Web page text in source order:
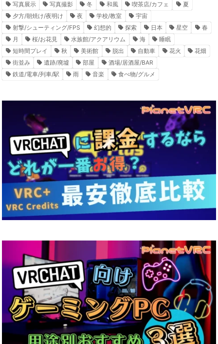
写真展示
写真撮影 冬 和風 喫茶店/カフェ
夏
夕方/朝焼け/夜明け
夜 学校/教室
宇宙
射撃/シューティング/FPS
幻想的 探索 日本 星空
春
月
桜/お花見 水族館/アクアリウム 海
睡眠
短時間プレイ
秋 美術館 脱出 自動車 花火
花畑
街並み
遺跡/廃墟 部屋
酒場/居酒屋/BAR
鉄道/電車/列車/駅
雨 音楽 食べ物/グルメ